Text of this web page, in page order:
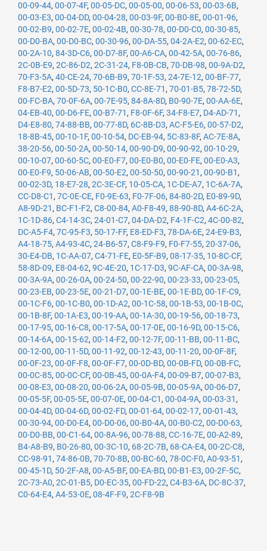
00-09-44, 00-07-4F, 00-05-DC, 00-05-00, 00-06-53, 00-03-6B,
00-03-E3, 00-04-DD, 00-04-28, 00-03-9F, 00-B0-8E, 00-01-96,
00-02-B9, 00-02-7E, 00-02-4B, 00-30-78, 00-D0-C0, 00-30-85,
00-D0-BA, 00-D0-BC, 00-30-96, 00-DA-55, 04-2A-E2, 00-62-EC,
00-2A-10, 84-3D-C6, 00-D7-8F, 00-A6-CA, 00-42-5A, 00-76-86,
2C-0B-E9, 2C-86-D2, 2C-31-24, F8-0B-CB, 70-DB-98, 00-9A-D2,
70-F3-5A, 40-CE-24, 70-6B-B9, 70-1F-53, 24-7E-12, 00-BF-77,
F8-B7-E2, 00-5D-73, 50-1C-B0, CC-8E-71 , 70-01-B5, 78-72-5D,
00-FC-BA, 70-0F-6A, 00-7E-95, 84-8A-8D, B0-90-7E, 00-AA-6E,
04-EB-40, 00-D6-FE, 00-B7-71 , F8-0F-6F, 34-F8-E7, D4-AD-71 ,
D4-E8-80, 74-88-BB, 00-77-8D, 6C-8B-D3, AC-F5-E6, 00-57-D2,
18-8B-45, 00-10-1F, 00-10-54, DC-EB-94, 5C-83-8F, AC-7E-8A,
38-20-56, 00-50-2A, 00-50-14, 00-90-D9, 00-90-92, 00-10-29,
00-10-07, 00-60-5C, 00-E0-F7, 00-E0-B0, 00-E0-FE, 00-E0-A3,
00-E0-F9, 50-06-AB, 00-50-E2, 00-50-50, 00-90-21 , 00-90-B1 ,
00-02-3D, 18-E7-28, 2C-3E-CF, 10-05-CA, 1C-DE-A7, 1C-6A-7A,
CC-D8-C1 , 7C-0E-CE, F0-9E-63, F0-7F-06, 84-80-2D, E0-89-9D,
A8-9D-21 , BC-F1-F2, C8-00-84, A0-F8-49, 88-90-8D, A4-6C-2A,
1C-1D-86, C4-14-3C, 24-01-C7, 04-DA-D2, F4-1F-C2, 4C-00-82,
DC-A5-F4, 7C-95-F3, 50-17-FF, E8-ED-F3, 78-DA-6E, 24-E9-B3,
A4-18-75, A4-93-4C, 24-B6-57, C8-F9-F9, F0-F7-55, 20-37-06,
30-E4-DB, 1C-AA-07, C4-71-FE, E0-5F-B9, 08-17-35, 10-8C-CF,
58-8D-09, E8-04-62, 9C-4E-20, 1C-17-D3, 9C-AF-CA, 00-3A-98,
00-3A-9A, 00-26-0A, 00-24-50, 00-22-90, 00-23-33, 00-23-05,
00-23-EB, 00-23-5E, 00-21-D7, 00-1E-BE, 00-1E-BD, 00-1F-C9,
00-1C-F6, 00-1C-B0, 00-1D-A2, 00-1C-58, 00-1B-53, 00-1B-0C,
00-1B-8F, 00-1A-E3, 00-19-AA, 00-1A-30, 00-19-56, 00-18-73,
00-17-95, 00-16-C8, 00-17-5A, 00-17-0E, 00-16-9D, 00-15-C6,
00-14-6A, 00-15-62, 00-14-F2, 00-12-7F, 00-11-BB, 00-11-BC,
00-12-00, 00-11-5D, 00-11-92, 00-12-43, 00-11-20, 00-0F-8F,
00-0F-23, 00-0F-F8, 00-0F-F7, 00-0D-BD, 00-0B-FD, 00-0B-FC,
00-0C-85, 00-0C-CF, 00-0B-45, 00-0A-F4, 00-09-B7, 00-07-B3,
00-08-E3, 00-08-20, 00-06-2A, 00-05-9B, 00-05-9A, 00-06-D7,
00-05-5F, 00-05-5E, 00-07-0E, 00-04-C1 , 00-04-9A, 00-03-31 ,
00-04-4D, 00-04-6D, 00-02-FD, 00-01-64, 00-02-17, 00-01-43,
00-30-94, 00-D0-E4, 00-D0-06, 00-B0-4A, 00-B0-C2, 00-D0-63,
00-D0-BB, 00-C1-64, 00-8A-96, 00-78-88, CC-16-7E, 00-A2-89,
B4-A8-B9, B0-26-80, 00-3C-10, 68-2C-7B, 68-CA-E4, 00-2C-C8,
CC-98-91 , 74-86-0B, 70-70-8B, 00-BC-60, 78-0C-F0, A0-93-51 ,
00-45-1D, 50-2F-A8, 00-A5-BF, 00-EA-BD, 00-B1-E3, 00-2F-5C,
2C-73-A0, 2C-01-B5, D0-EC-35, 00-FD-22, C4-B3-6A, DC-8C-37,
C0-64-E4, A4-53-0E, 08-4F-F9, 2C-F8-9B